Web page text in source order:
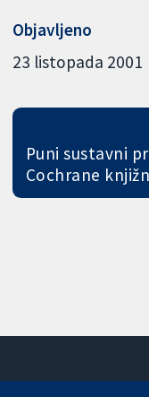
Objavljeno
23 listopada 2001
Puni sustavni
Cochrane